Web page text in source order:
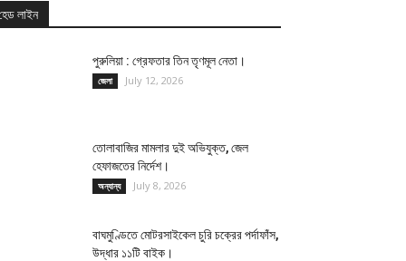
লাইন
পুরুলিয়া : গ্রেফতার তিন তৃণমূল নেতা।
জেলা July 12, 2026
তোলাবাজির মামলার দুই অভিযুক্ত, জেল
হেফাজতের নির্দেশ।
অন্যান্য July 8, 2026
বাঘমুণ্ডিতে মোটরসাইকেল চুরি চক্রের পর্দাফাঁস,
উদ্ধার ১১টি বাইক।